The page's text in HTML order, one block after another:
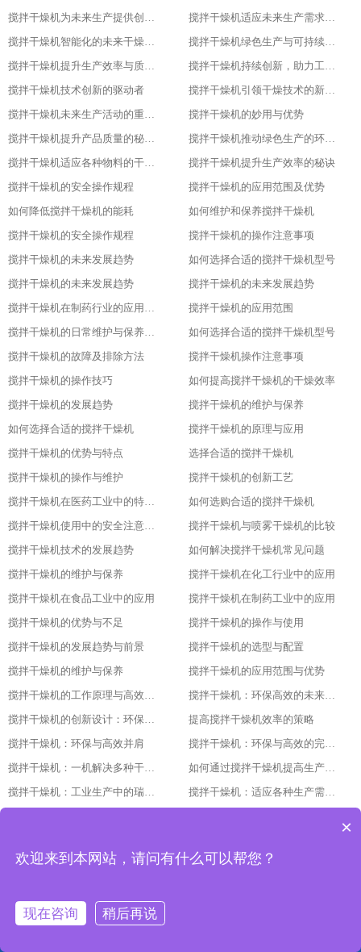
搅拌干燥机为未来生产提供创新解决方案
搅拌干燥机适应未来生产需求的关键设备
搅拌干燥机智能化的未来干燥解决方案
搅拌干燥机绿色生产与可持续发展的助力者
搅拌干燥机提升生产效率与质量的关键设备
搅拌干燥机持续创新，助力工业4.0
搅拌干燥机技术创新的驱动者
搅拌干燥机引领干燥技术的新潮流
搅拌干燥机未来生产活动的重要伙伴
搅拌干燥机的妙用与优势
搅拌干燥机提升产品质量的秘密武器
搅拌干燥机推动绿色生产的环保选择
搅拌干燥机适应各种物料的干燥利器
搅拌干燥机提升生产效率的秘诀
搅拌干燥机的安全操作规程
搅拌干燥机的应用范围及优势
如何降低搅拌干燥机的能耗
如何维护和保养搅拌干燥机
搅拌干燥机的安全操作规程
搅拌干燥机的操作注意事项
搅拌干燥机的未来发展趋势
如何选择合适的搅拌干燥机型号
搅拌干燥机的未来发展趋势
搅拌干燥机的未来发展趋势
搅拌干燥机在制药行业的应用及优势
搅拌干燥机的应用范围
搅拌干燥机的日常维护与保养技巧
如何选择合适的搅拌干燥机型号
搅拌干燥机的故障及排除方法
搅拌干燥机操作注意事项
搅拌干燥机的操作技巧
如何提高搅拌干燥机的干燥效率
搅拌干燥机的发展趋势
搅拌干燥机的维护与保养
如何选择合适的搅拌干燥机
搅拌干燥机的原理与应用
搅拌干燥机的优势与特点
选择合适的搅拌干燥机
搅拌干燥机的操作与维护
搅拌干燥机的创新工艺
搅拌干燥机在医药工业中的特殊应用
如何选购合适的搅拌干燥机
搅拌干燥机使用中的安全注意事项
搅拌干燥机与喷雾干燥机的比较
搅拌干燥机技术的发展趋势
如何解决搅拌干燥机常见问题
搅拌干燥机的维护与保养
搅拌干燥机在化工行业中的应用
搅拌干燥机在食品工业中的应用
搅拌干燥机在制药工业中的应用
搅拌干燥机的优势与不足
搅拌干燥机的操作与使用
搅拌干燥机的发展趋势与前景
搅拌干燥机的选型与配置
搅拌干燥机的维护与保养
搅拌干燥机的应用范围与优势
搅拌干燥机的工作原理与高效节能的证明
搅拌干燥机：环保高效的未来工业之星
搅拌干燥机的创新设计：环保与高效的基石
提高搅拌干燥机效率的策略
搅拌干燥机：环保与高效并肩
搅拌干燥机：环保与高效的完美结合
搅拌干燥机：一机解决多种干燥问题
如何通过搅拌干燥机提高生产效率
搅拌干燥机：工业生产中的瑞士军刀
搅拌干燥机：适应各种生产需求的利器
搅拌干燥机：助您实现高效、低成本的干燥体验
搅拌干燥机与可持续发展：环保与节能的最佳实践
×
欢迎来到本网站，请问有什么可以帮您？
现在咨询 稍后再说